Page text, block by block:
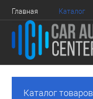
Главная Каталог
Каталог товаров